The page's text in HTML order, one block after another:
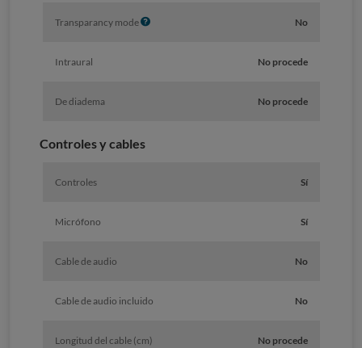
Transparancy modeI
No
Intraural No procede
De diadema No procede
Controles y cables
Controles Sí
Micrófono Sí
Cable de audio No
Cable de audio incluido No
Longitud del cable (cm) No procede